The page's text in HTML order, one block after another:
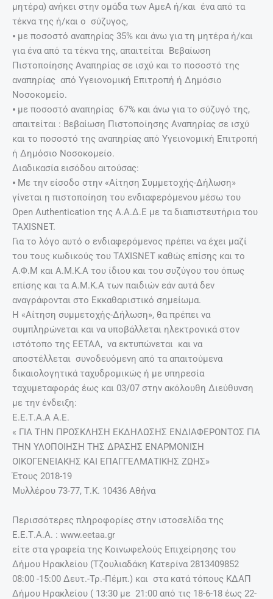
μητέρα) ανήκει στην ομάδα των ΑμεΑ ή/και ένα από τα
τέκνα της ή/και ο σύζυγος,
⦁ με ποσοστό αναπηρίας 35% και άνω για τη μητέρα ή/και
για ένα από τα τέκνα της, απαιτείται Βεβαίωση
Πιστοποίησης Αναπηρίας σε ισχύ και το ποσοστό της
αναπηρίας από Υγειονομική Επιτροπή ή Δημόσιο
Νοσοκομείο.
⦁ με ποσοστό αναπηρίας 67% και άνω για το σύζυγό της,
απαιτείται : Βεβαίωση Πιστοποίησης Αναπηρίας σε ισχύ
και το ποσοστό της αναπηρίας από Υγειονομική Επιτροπή
ή Δημόσιο Νοσοκομείο.
Διαδικασία εισόδου αιτούσας:
⦁ Με την είσοδο στην «Αίτηση Συμμετοχής-Δήλωση»
γίνεται η πιστοποίηση του ενδιαφερόμενου μέσω του
Open Authentication της Α.Α.Δ.Ε με τα διαπιστευτήρια του
TAXISNET.
Για το λόγο αυτό ο ενδιαφερόμενος πρέπει να έχει μαζί
του τους κωδικούς του TAXISNET καθώς επίσης και το
Α.Φ.Μ και Α.Μ.Κ.Α του ίδιου και του συζύγου του όπως
επίσης και τα Α.Μ.Κ.Α των παιδιών εάν αυτά δεν
αναγράφονται στο Εκκαθαριστικό σημείωμα.
Η «Αίτηση συμμετοχής-Δήλωση», θα πρέπει να
συμπληρώνεται και να υποβάλλεται ηλεκτρονικά στον
ιστότοπο της ΕΕΤΑΑ, να εκτυπώνεται και να
αποστέλλεται συνοδευόμενη από τα απαιτούμενα
δικαιολογητικά ταχυδρομικώς ή με υπηρεσία
ταχυμεταφοράς έως και 03/07 στην ακόλουθη Διεύθυνση
με την ένδειξη:
Ε.Ε.Τ.Α.Α Α.Ε.
« ΓΙΑ ΤΗΝ ΠΡΟΣΚΛΗΣΗ ΕΚΔΗΛΩΣΗΣ ΕΝΔΙΑΦΕΡΟΝΤΟΣ ΓΙΑ
ΤΗΝ ΥΛΟΠΟΙΗΣΗ ΤΗΣ ΔΡΑΣΗΣ ΕΝΑΡΜΟΝΙΣΗ
ΟΙΚΟΓΕΝΕΙΑΚΗΣ ΚΑΙ ΕΠΑΓΓΕΛΜΑΤΙΚΗΣ ΖΩΗΣ»
Έτους 2018-19
Μυλλέρου 73-77, Τ.Κ. 10436 Αθήνα
Περισσότερες πληροφορίες στην ιστοσελίδα της
Ε.Ε.Τ.Α.Α. : www.eetaa.gr
είτε στα γραφεία της Κοινωφελούς Επιχείρησης του
Δήμου Ηρακλείου (Τζουλιαδάκη Κατερίνα 2813409852
08:00 -15:00 Δευτ.-Τρ.-Πέμπ.) και στα κατά τόπους ΚΔΑΠ
Δήμου Ηρακλείου ( 13:30 με 21:00 από τις 18-6-18 έως 22-